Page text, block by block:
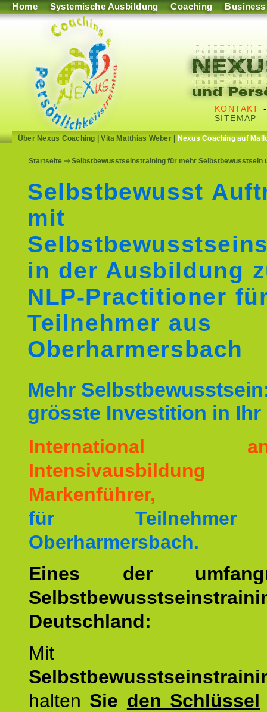
Home Systemische Ausbildung Coaching Business
KONTAKT
SITEMAP
Über Nexus Coaching |Vita Matthias Weber| Nexus Coaching auf
Startseite ⇒ Selbstbewusstseinstraining für mehr Selbstbewusstsein
Selbstbewusst
mit
in der Ausbildung
NLP-Practitioner
Teilnehmer aus
Oberharmersbach
Mehr
grösste Investition in Ihr
International
Markenführer,
für
Oberharmersbach.
Eines der
Deutschland:
Mit
halten Sie den Schlüssel